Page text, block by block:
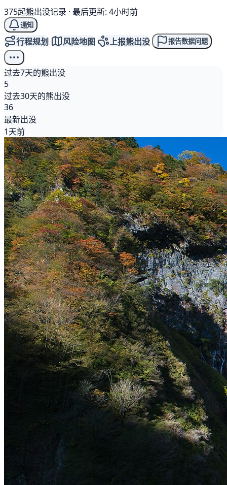
375起熊出没记录 · 最后更新: 4小时前
通知
行程规划 风险地图 上报熊出没 报告数据问题
过去7天的熊出没
5
过去30天的熊出没
36
最新出没
1天前